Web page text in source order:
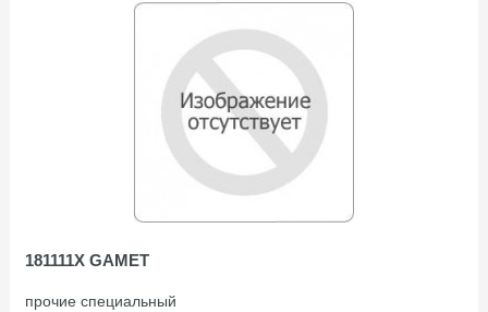
181111X GAMET
прочие специальный